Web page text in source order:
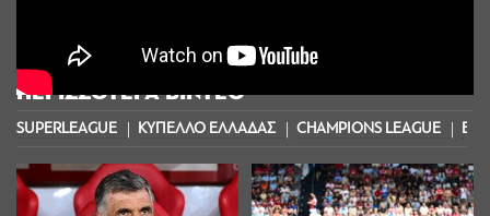
ΠΕΡΙΣΣΟΤΕΡΑ ΒΙΝΤΕΟ
SUPERLEAGUE ΚΥΠΕΛΛΟ ΕΛΛΑΔΑΣ CHAMPIONS LEAGUE